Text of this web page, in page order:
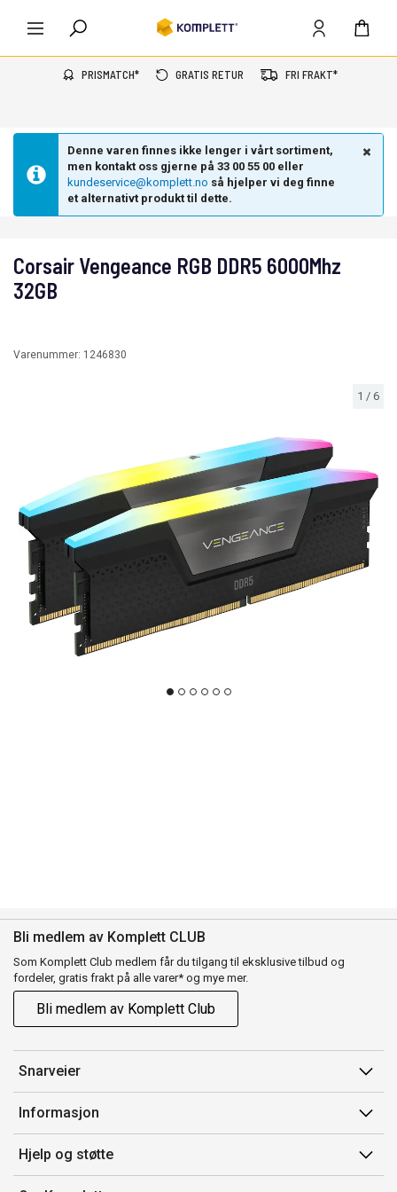
PRISMATCH* GRATIS RETUR FRI FRAKT*
Denne varen finnes ikke lenger i vårt sortiment,
men kontakt oss gjerne på 33 00 55 00 eller
kundeservice@komplett.no så hjelper vi deg finne
et alternativt produkt til dette.
1 / 6
Corsair Vengeance RGB DDR5 6000Mhz
32GB
Varenummer: 1246830
Bli medlem av Komplett CLUB
Som Komplett Club medlem får du tilgang til eksklusive tilbud og
fordeler, gratis frakt på alle varer* og mye mer.
Bli medlem av Komplett Club
Snarveier
Min side
Ordreoversikt
Flex
Informasjon
Salgsbetingelser
Medlemsvilkår for Komplett Club
Hjelp og støtte